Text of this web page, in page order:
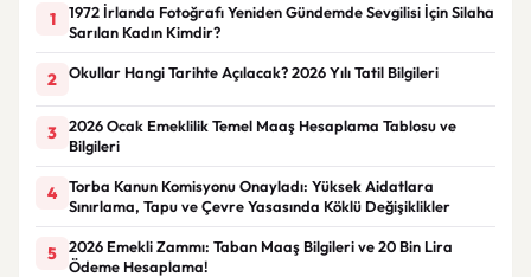
1
1972 İrlanda Fotoğrafı Yeniden Gündemde Sevgilisi İçin Silaha
Sarılan Kadın Kimdir?
2 Okullar Hangi Tarihte Açılacak? 2026 Yılı Tatil Bilgileri
3
2026 Ocak Emeklilik Temel Maaş Hesaplama Tablosu ve
Bilgileri
4
Torba Kanun Komisyonu Onayladı: Yüksek Aidatlara
Sınırlama, Tapu ve Çevre Yasasında Köklü Değişiklikler
5
2026 Emekli Zammı: Taban Maaş Bilgileri ve 20 Bin Lira
Ödeme Hesaplama!